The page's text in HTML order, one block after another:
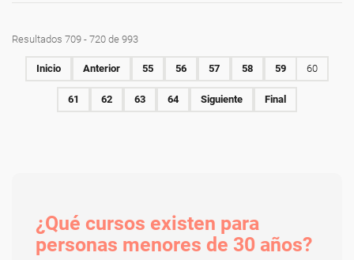
Resultados 709 - 720 de 993
Inicio Anterior 55 56 57 58 59 60
61 62 63 64 Siguiente Final
¿Qué cursos existen para
personas menores de 30 años?